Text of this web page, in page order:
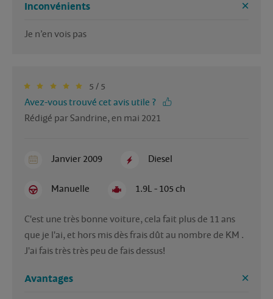
Inconvénients
Je n’en vois pas
5 / 5
Avez-vous trouvé cet avis utile ?
Rédigé par Sandrine, en mai 2021
Janvier 2009 Diesel
Manuelle 1.9L - 105 ch
C'est une très bonne voiture, cela fait plus de 11 ans
que je l'ai, et hors mis dès frais dût au nombre de KM .
J'ai fais très très peu de fais dessus!
Avantages